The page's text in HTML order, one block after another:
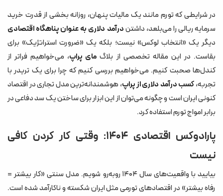
۲. دسترسی به ابزارها و آموزش‌های جهانی
۳. قدرت انتخاب (Optionality)
چرا تتر (USDT) بهترین روش دریافت سود است؟
استراتژی عملیاتی: تبدیل پراپ به شغل دوم با درآمد اول
مدل ترکیبی (Hybrid Model)
در شرایطی که تورم مانند یک مالیات پنهان، روزانه بخشی از قدرت خرید
سرمایه ریالی را می‌بلعد، داشتندرآمد دلاری به عنوان پناهگاه اقتصادی
دیگر یک «انتخاب لوکس» نیست؛ بلکه یک «ضرورت استراتژیک» برای
بقاست. در این مقاله تخصصی از بلاگ مای پراپ، می‌خواهیم فراتر از
کندل‌ها صحبت کنیم. می‌خواهیم بررسی کنیم که چرا برای یک تریدر با
تجربه،کسب درآمد دلاری از پراپ، هوشمندانه‌ترین مدل تجاری در اقتصاد
کنونی ایران است و چگونه می‌توان از این ابزار برای ساختن یک سد دفاعی در
برابر امواج تورم استفاده کرد.
پارادوکس اقتصادی ۱۴۰۴: وقتی کار کردن کافی
نیست
بیایید با واقعیت‌های سال ۱۴۰۴ روبه‌رو شویم. مدل سنتی «کار بیشتر =
رفاه بیشتر» در اقتصادهای تورمی مثل ایران شکسته و ناکارآمد شده است.